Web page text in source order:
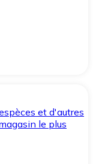
et d'autres
le plus